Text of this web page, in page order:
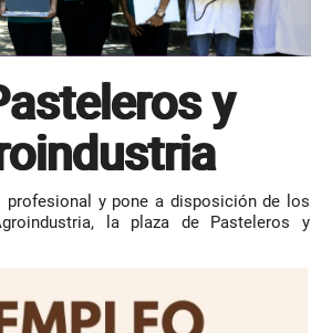
y
profesional y pone a disposición de los
la plaza de Pasteleros y